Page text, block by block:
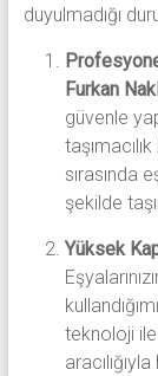
duyulmadığı
Furkan
güvenle
sırasında
şekilde
Yüksek
teknoloji ile